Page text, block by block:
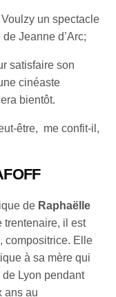
un spectacle
Jeanne d’Arc;
satisfaire son
cinéaste
bientôt.
être, me confit-il,
de Raphaëlle
trentenaire, il est
compositrice. Elle
à sa mère qui
Lyon pendant
ans au